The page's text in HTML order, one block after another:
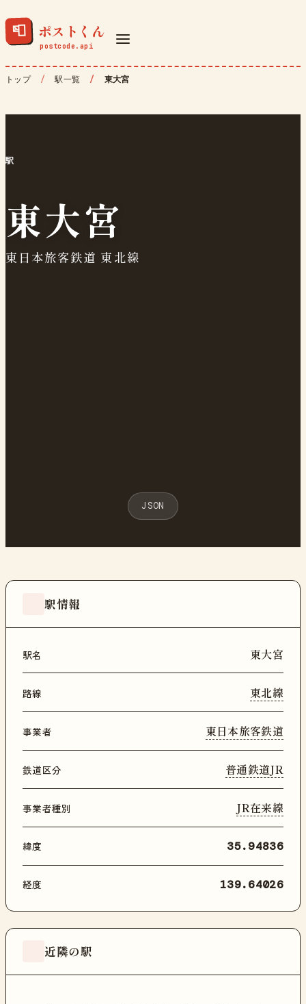
📮 ポストくん
トップ 駅一覧 東大宮
駅
東大宮
東日本旅客鉄道 東北線
JSON
駅情報
駅名 東大宮
路線 東北線
事業者 東日本旅客鉄道
鉄道区分 普通鉄道JR
事業者種別 JR在来線
緯度 35.94836
経度 139.64026
近隣の駅